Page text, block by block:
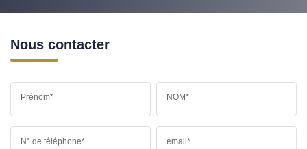
Nous contacter
Prénom* NOM*
N° de téléphone* email*